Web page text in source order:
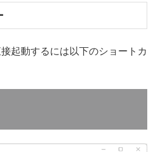
起動するには以下のショートカ